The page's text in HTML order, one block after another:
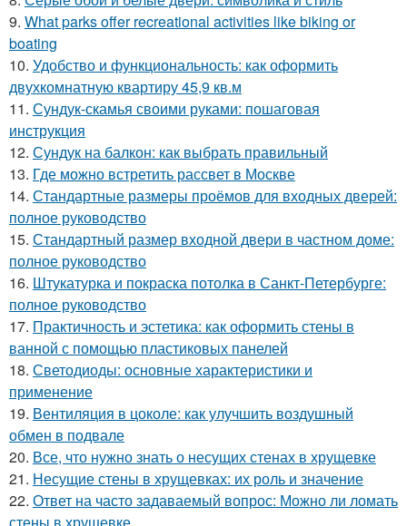
9. What parks offer recreational activities like biking or
boating
10. Удобство и функциональность: как оформить
двухкомнатную квартиру 45,9 кв.м
11. Сундук-скамья своими руками: пошаговая
инструкция
12. Сундук на балкон: как выбрать правильный
13. Где можно встретить рассвет в Москве
14. Стандартные размеры проёмов для входных дверей:
полное руководство
15. Стандартный размер входной двери в частном доме:
полное руководство
16. Штукатурка и покраска потолка в Санкт-Петербурге:
полное руководство
17. Практичность и эстетика: как оформить стены в
ванной с помощью пластиковых панелей
18. Светодиоды: основные характеристики и
применение
19. Вентиляция в цоколе: как улучшить воздушный
обмен в подвале
20. Все, что нужно знать о несущих стенах в хрущевке
21. Несущие стены в хрущевках: их роль и значение
22. Ответ на часто задаваемый вопрос: Можно ли ломать